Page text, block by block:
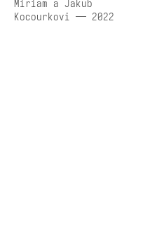
Miriam a Jakub
Kocourkovi — 2022